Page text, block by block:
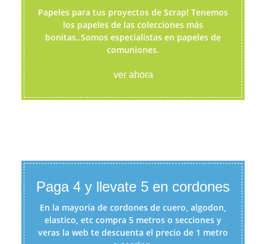
Papeles para tus proyectos de Scrap! Tenemos
los papeles de las colecciones más
bonitas..Somos especialistas en papeles de
comuniones.
ver ahora
Paga 4 y llevate 5 en cordones
En la mayoria de cordones de cuero, algodon,
elastico, etc compra 5 metros o secciones y
veras la web te descuenta el precio de 1 metro